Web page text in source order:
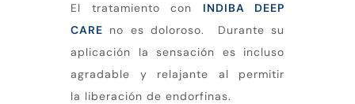
El tratamiento con INDIBA DEEP
CARE no es doloroso. Durante su
aplicación la sensación es incluso
agradable y relajante al permitir
la liberación de endorfinas.